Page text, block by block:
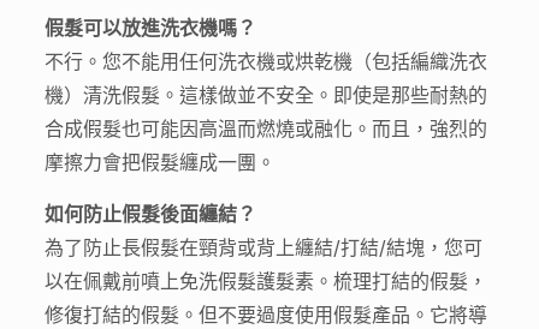
假髮可以放進洗衣機嗎？
不行。您不能用任何洗衣機或烘乾機（包括編織洗衣
機）清洗假髮。這樣做並不安全。即使是那些耐熱的
合成假髮也可能因高溫而燃燒或融化。而且，強烈的
摩擦力會把假髮纏成一團。
如何防止假髮後面纏結？
為了防止長假髮在頸背或背上纏結/打結/結塊，您可
以在佩戴前噴上免洗假髮護髮素。梳理打結的假髮，
修復打結的假髮。但不要過度使用假髮產品。它將導